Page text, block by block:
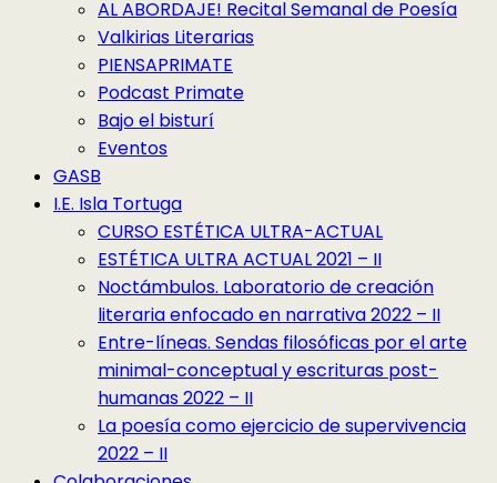
AL ABORDAJE! Recital Semanal de Poesía
Valkirias Literarias
PIENSAPRIMATE
Podcast Primate
Bajo el bisturí
Eventos
GASB
I.E. Isla Tortuga
CURSO ESTÉTICA ULTRA-ACTUAL
ESTÉTICA ULTRA ACTUAL 2021 – II
Noctámbulos. Laboratorio de creación
literaria enfocado en narrativa 2022 – II
Entre-líneas. Sendas filosóficas por el arte
minimal-conceptual y escrituras post-
humanas 2022 – II
La poesía como ejercicio de supervivencia
2022 – II